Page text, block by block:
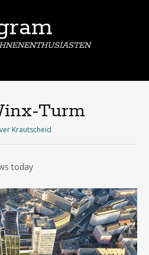
Turm
Krautscheid
today